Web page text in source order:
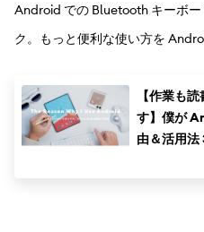
Android での Bluetooth キーボ
ク。もっと便利な使い方を
【作業も
す】僕が
由＆活用法